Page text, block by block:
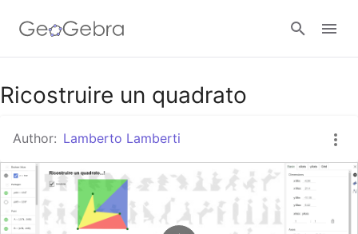
Google Classroom
GeoGebra Classroom
Sign in
Ricostruire un quadrato
Author: Lamberto Lamberti